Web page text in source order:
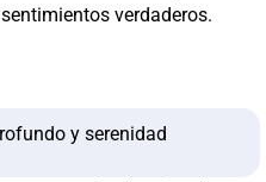
verdaderos.
y serenidad